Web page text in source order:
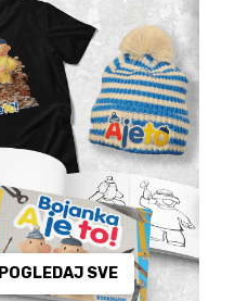
POGLEDAJ SVE